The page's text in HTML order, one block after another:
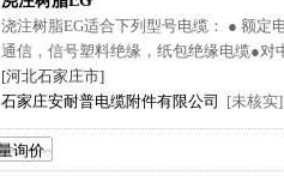
浇注树脂EG适合下列型号电缆： ● 额定
通信，信号塑料绝缘，纸包绝缘电缆●对
[河北石家庄市]
石家庄安耐普电缆附件有限公司
[未核实]